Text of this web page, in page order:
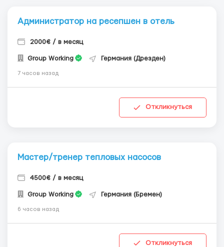
Администратор на ресепшен в отель
2000€ / в месяц
Group Working Германия (Дрезден)
7 часов назад
Откликнуться
Мастер/тренер тепловых насосов
4500€ / в месяц
Group Working Германия (Бремен)
6 часов назад
Откликнуться